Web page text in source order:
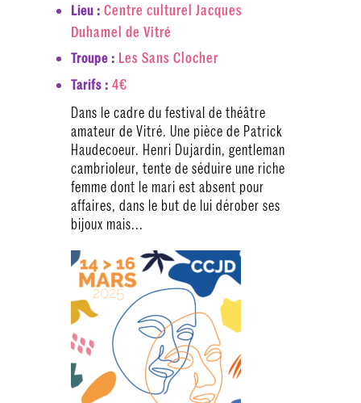
Lieu : Centre culturel Jacques
Duhamel de Vitré
Troupe : Les Sans Clocher
Tarifs : 4€
Dans le cadre du festival de théâtre
amateur de Vitré. Une pièce de Patrick
Haudecoeur. Henri Dujardin, gentleman
cambrioleur, tente de séduire une riche
femme dont le mari est absent pour
affaires, dans le but de lui dérober ses
bijoux mais...